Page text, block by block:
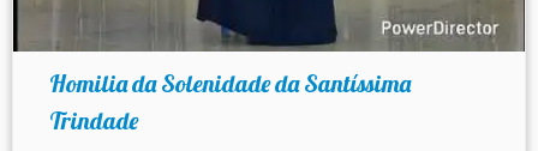
Homilia da Solenidade da Santíssima
Trindade